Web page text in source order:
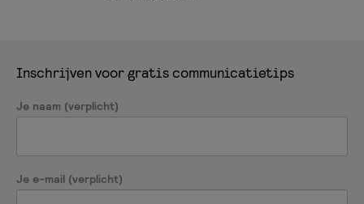
Inschrijven voor gratis communicatietips
Je naam (verplicht)
Je e-mail (verplicht)